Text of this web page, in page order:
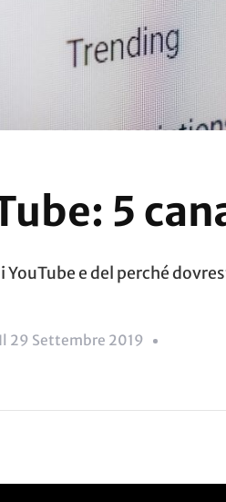
5
YouTube e del perché
29 Settembre 2019